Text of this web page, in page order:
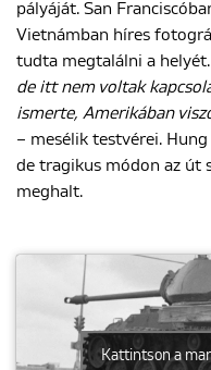
pályáját. San
Vietnámban híres
tudta megtalálni a helyét.
de itt nem voltak
ismerte, Amerikában
– mesélik testvérei.
de tragikus módon az út
meghalt.
Kattintson a